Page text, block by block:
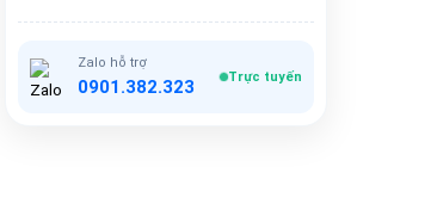
Zalo hỗ trợ
0901.382.323 Trực tuyến